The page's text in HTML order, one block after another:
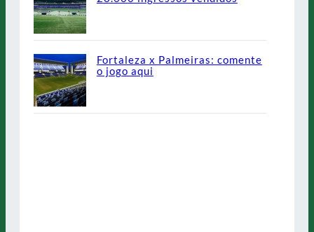
Fortaleza x Palmeiras: comente
o jogo aqui